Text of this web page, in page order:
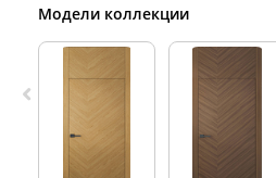
Модели коллекции